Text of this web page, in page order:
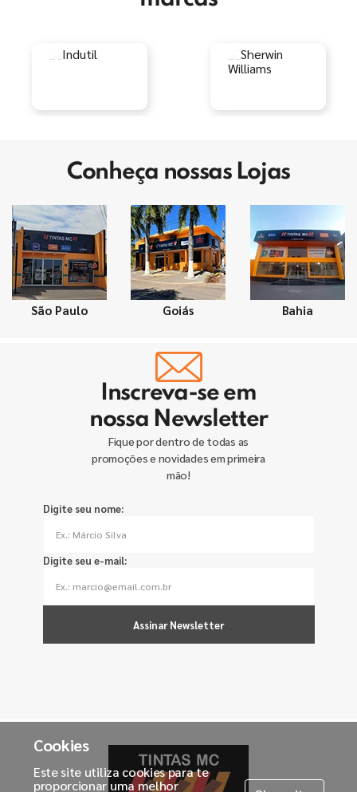
Cookies
Este site utiliza cookies para te
proporcionar uma melhor
Conheça nossas Lojas
São Paulo Goiás Bahia
Inscreva-se em
nossa Newsletter
Fique por dentro de todas as
promoções e novidades em primeira
mão!
Digite seu nome:
Digite seu e-mail:
Assinar Newsletter